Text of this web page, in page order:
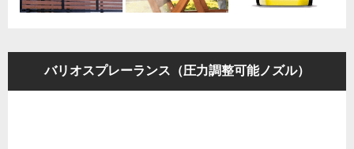
バリオスプレーランス（圧力調整可能ノズル）